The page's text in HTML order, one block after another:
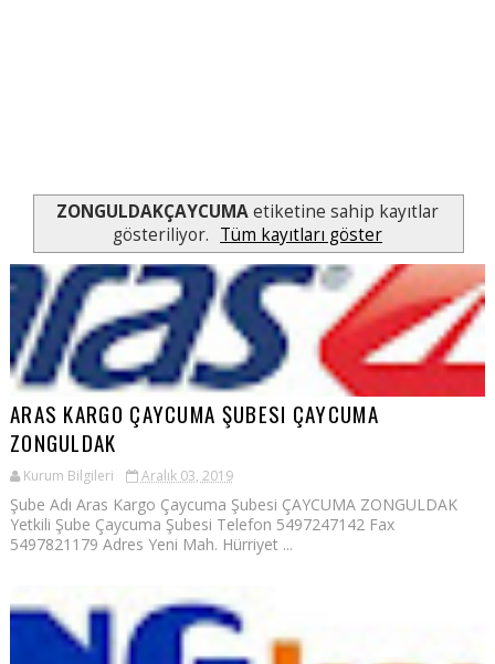
ZONGULDAKÇAYCUMAetiketine sahip kayıtlar
gösteriliyor. Tüm kayıtları göster
ARAS KARGO ÇAYCUMA ŞUBESI ÇAYCUMA
ZONGULDAK
Kurum Bilgileri Aralık 03, 2019
Şube Adı Aras Kargo Çaycuma Şubesi ÇAYCUMA ZONGULDAK
Yetkili Şube Çaycuma Şubesi Telefon 5497247142 Fax
5497821179 Adres Yeni Mah. Hürriyet ...